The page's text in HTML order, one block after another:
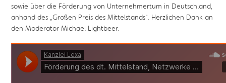
sowie über die Förderung von Unternehmertum in Deutschland,
anhand des „Großen Preis des Mittelstands“. Herzlichen Dank an
den Moderator Michael Lightbeer​.